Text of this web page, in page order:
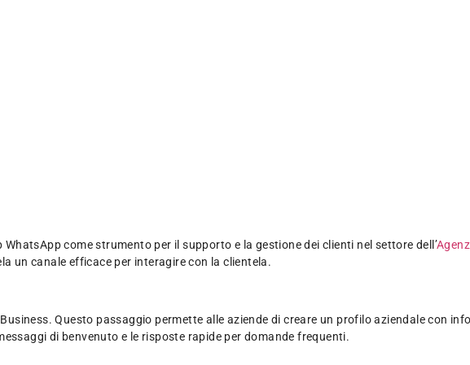
WhatsApp come strumento per il supporto e la gestione dei clienti nel settore dell’
un canale efficace per interagire con la clientela.
Questo passaggio permette alle aziende di creare un profilo aziendale con
di benvenuto e le risposte rapide per domande frequenti.